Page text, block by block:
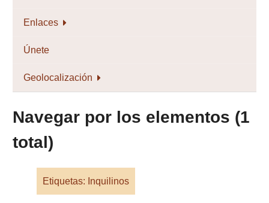
Enlaces
Únete
Geolocalización
Navegar por los elementos (1
total)
Etiquetas: Inquilinos